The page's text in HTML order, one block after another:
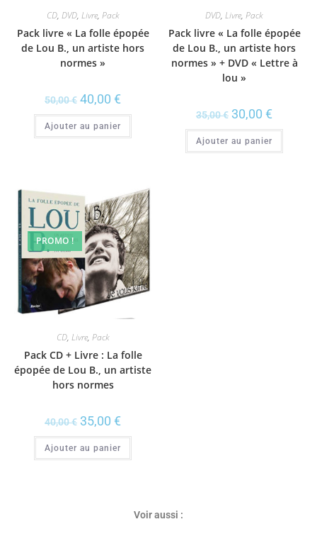
CD, DVD, Livre, Pack
Pack livre « La folle épopée
de Lou B., un artiste hors
normes »
50,00€ 40,00 €
Ajouter au panier
DVD, Livre, Pack
Pack livre « La folle épopée
de Lou B., un artiste hors
normes » + DVD « Lettre à
lou »
35,00€ 30,00 €
Ajouter au panier
PROMO !
CD, Livre, Pack
Pack CD + Livre : La folle
épopée de Lou B., un artiste
hors normes
40,00€ 35,00 €
Ajouter au panier
Voir aussi :